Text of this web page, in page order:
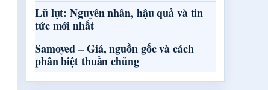
Lũ lụt: Nguyên nhân, hậu quả và tin
tức mới nhất
Samoyed – Giá, nguồn gốc và cách
phân biệt thuần chủng